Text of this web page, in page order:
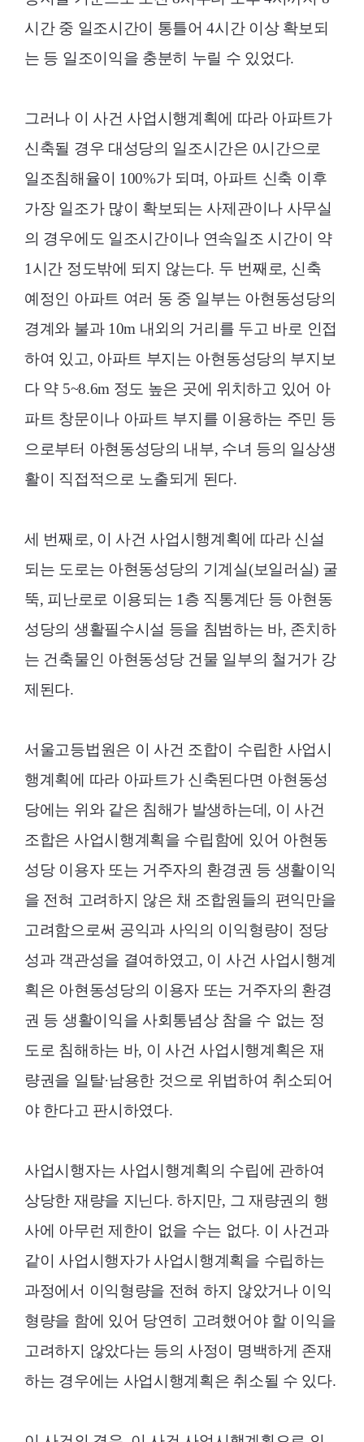
시간 중 일조시간이 통틀어 4시간 이상 확보되
는 등 일조이익을 충분히 누릴 수 있었다.
그러나 이 사건 사업시행계획에 따라 아파트가
신축될 경우 대성당의 일조시간은 0시간으로
일조침해율이 100%가 되며, 아파트 신축 이후
가장 일조가 많이 확보되는 사제관이나 사무실
의 경우에도 일조시간이나 연속일조 시간이 약
1시간 정도밖에 되지 않는다. 두 번째로, 신축
예정인 아파트 여러 동 중 일부는 아현동성당의
경계와 불과 10m 내외의 거리를 두고 바로 인접
하여 있고, 아파트 부지는 아현동성당의 부지보
다 약 5~8.6m 정도 높은 곳에 위치하고 있어 아
파트 창문이나 아파트 부지를 이용하는 주민 등
으로부터 아현동성당의 내부, 수녀 등의 일상생
활이 직접적으로 노출되게 된다.
세 번째로, 이 사건 사업시행계획에 따라 신설
되는 도로는 아현동성당의 기계실(보일러실) 굴
뚝, 피난로로 이용되는 1층 직통계단 등 아현동
성당의 생활필수시설 등을 침범하는 바, 존치하
는 건축물인 아현동성당 건물 일부의 철거가 강
제된다.
서울고등법원은 이 사건 조합이 수립한 사업시
행계획에 따라 아파트가 신축된다면 아현동성
당에는 위와 같은 침해가 발생하는데, 이 사건
조합은 사업시행계획을 수립함에 있어 아현동
성당 이용자 또는 거주자의 환경권 등 생활이익
을 전혀 고려하지 않은 채 조합원들의 편익만을
고려함으로써 공익과 사익의 이익형량이 정당
성과 객관성을 결여하였고, 이 사건 사업시행계
획은 아현동성당의 이용자 또는 거주자의 환경
권 등 생활이익을 사회통념상 참을 수 없는 정
도로 침해하는 바, 이 사건 사업시행계획은 재
량권을 일탈·남용한 것으로 위법하여 취소되어
야 한다고 판시하였다.
사업시행자는 사업시행계획의 수립에 관하여
상당한 재량을 지닌다. 하지만, 그 재량권의 행
사에 아무런 제한이 없을 수는 없다. 이 사건과
같이 사업시행자가 사업시행계획을 수립하는
과정에서 이익형량을 전혀 하지 않았거나 이익
형량을 함에 있어 당연히 고려했어야 할 이익을
고려하지 않았다는 등의 사정이 명백하게 존재
하는 경우에는 사업시행계획은 취소될 수 있다.